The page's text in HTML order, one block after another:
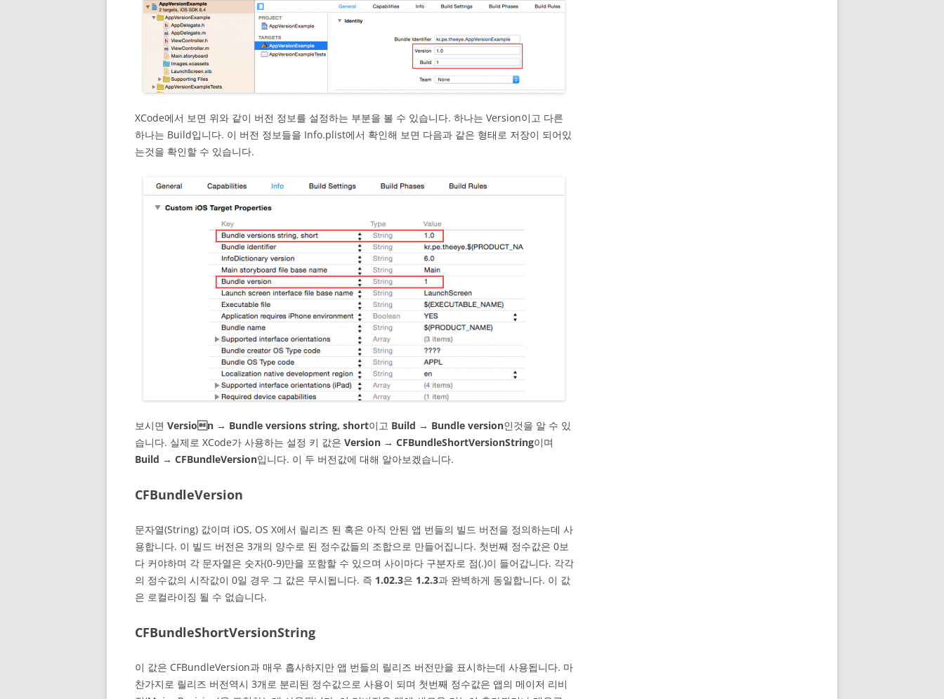
XCode에서 보면 위와 같이 버전 정보를 설정하는 부분을 볼 수 있습니다. 하나는 Version이고 다른
하나는 Build입니다. 이 버전 정보들을 Info.plist에서 확인해 보면 다음과 같은 형태로 저장이 되어있
는것을 확인할 수 있습니다.
보시면 Version → Bundle versions string, short이고 Build → Bundle version인것을 알 수 있
습니다. 실제로 XCode가 사용하는 설정 키 값은 Version → CFBundleShortVersionString이며
Build → CFBundleVersion입니다. 이 두 버전값에 대해 알아보겠습니다.
CFBundleVersion
문자열(String) 값이며 iOS, OS X에서 릴리즈 된 혹은 아직 안된 앱 번들의 빌드 버전을 정의하는데 사
용합니다. 이 빌드 버전은 3개의 양수로 된 정수값들의 조합으로 만들어집니다. 첫번째 정수값은 0보
다 커야하며 각 문자열은 숫자(0-9)만을 포함할 수 있으며 사이마다 구분자로 점(.)이 들어갑니다. 각각
의 정수값의 시작값이 0일 경우 그 값은 무시됩니다. 즉 1.02.3은 1.2.3과 완벽하게 동일합니다. 이 값
은 로컬라이징 될 수 없습니다.
CFBundleShortVersionString
이 값은 CFBundleVersion과 매우 흡사하지만 앱 번들의 릴리즈 버전만을 표시하는데 사용됩니다. 마
찬가지로 릴리즈 버전역시 3개로 분리된 정수값으로 사용이 되며 첫번째 정수값은 앱의 메이저 리비